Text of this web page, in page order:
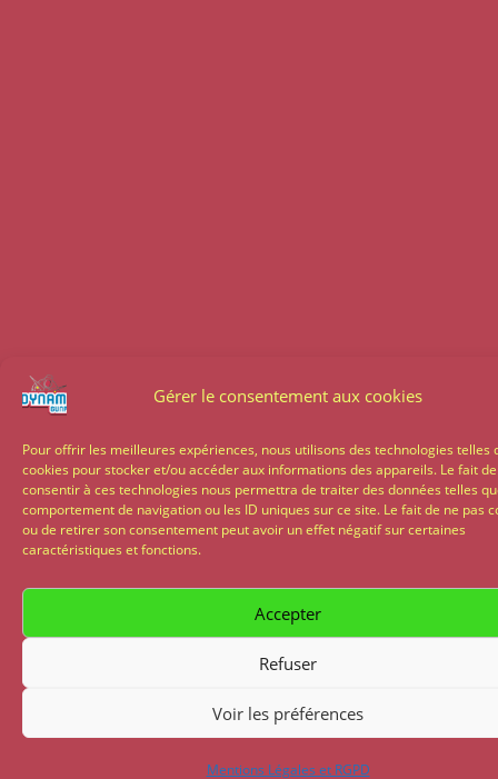
Gérer le consentement aux cookies
Pour offrir les meilleures expériences, nous utilisons des technologies telles
cookies pour stocker et/ou accéder aux informations des appareils. Le fait de
consentir à ces technologies nous permettra de traiter des données telles
comportement de navigation ou les ID uniques sur ce site. Le fait de ne pas
ou de retirer son consentement peut avoir un effet négatif sur certaines
caractéristiques et fonctions.
Accepter
Refuser
Voir les préférences
Mentions Légales et RGPD